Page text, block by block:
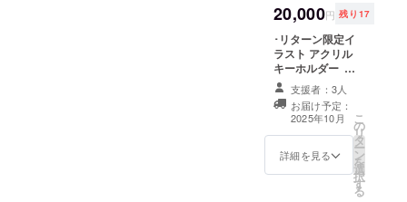
に掲載するお名
前の記入をお願
いします ※企業
様の場合は企業
名や企業名＋担
当者様のお名前
の掲載となりま
場合は備考欄は
願いします
ています ※アク
リルキーホル
ダーとアクリル
スタンドは各種
別のイラストを
使用予定です ･
クラウドファン
ディング終了後
支援者としての
(YouTubeや各種
SNS) ︎︎⟡掲載期間
〈5月中~VTuber
20,000円 残り17
･リターン限定イ
ラスト アクリル
キーホルダー ︎︎ ⟡
サイズ
70mm×70mm以
内を予定してい
ます ･リターン
限定イラスト ア
クリルスタンド ︎︎
支援者：3人
お届け予定：
2025年10月
詳細を見る
こ
の
リ
タ
ー
ン
を
選
択
す
る